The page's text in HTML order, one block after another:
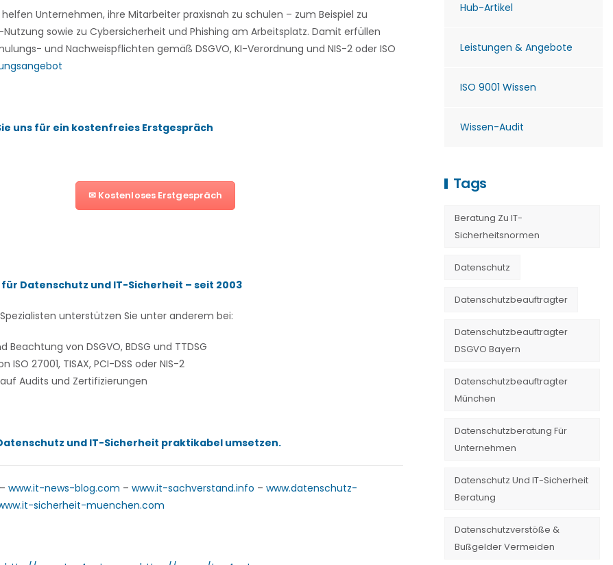
Unternehmen, ihre Mitarbeiter praxisnah zu schulen – zum Beispiel zu
sowie zu Cybersicherheit und Phishing am Arbeitsplatz. Damit erfüllen
und Nachweispflichten gemäß DSGVO, KI-Verordnung und NIS-2 oder ISO
uns für ein kostenfreies Erstgespräch
✉ Kostenloses Erstgespräch
Datenschutz und IT-Sicherheit – seit 2003
unterstützen Sie unter anderem bei:
Beachtung von DSGVO, BDSG und TTDSG
ISO 27001, TISAX, PCI-DSS oder NIS-2
Audits und Zertifizierungen
und IT-Sicherheit praktikabel umsetzen.
– www.it-news-blog.com – www.it-sachverstand.info – www.datenschutz-
sicherheit-muenchen.com
Hub-Artikel
Leistungen & Angebote
ISO 9001 Wissen
Wissen-Audit
Tags
Beratung Zu IT-
Sicherheitsnormen
Datenschutz
Datenschutzbeauftragter
Datenschutzbeauftragter
DSGVO Bayern
Datenschutzbeauftragter
München
Datenschutzberatung Für
Unternehmen
Datenschutz Und IT-Sicherheit
Beratung
Datenschutzverstöße &
Bußgelder Vermeiden